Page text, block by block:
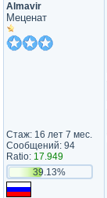
Almavir
Меценат
Стаж: 16 лет 7 мес.
Сообщений: 94
Ratio: 17.949
39.13%